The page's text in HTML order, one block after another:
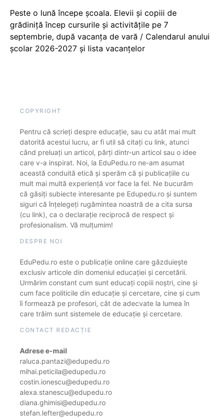
Peste o lună începe școala. Elevii și copiii de
grădiniță încep cursurile și activitățile pe 7
septembrie, după vacanța de vară / Calendarul anului
școlar 2026-2027 și lista vacanțelor
COPYRIGHT
Pentru că scrieți despre educație, sau cu atât mai mult
datorită acestui lucru, ar fi util să citați cu link, atunci
când preluați un articol, părți dintr-un articol sau o idee
care v-a inspirat. Noi, la EduPedu.ro ne-am asumat
această conduită etică și sperăm că și publicațiile cu
mult mai multă experiență vor face la fel. Ne bucurăm
că găsiți subiecte interesante pe Edupedu.ro și suntem
siguri că înțelegeți rugămintea noastră de a cita sursa
(cu link), ca o declarație reciprocă de respect și
profesionalism. Vă mulțumim!
DESPRE NOI
EduPedu.ro este o publicație online care găzduiește
exclusiv articole din domeniul educației și cercetării.
Urmărim constant cum sunt educați copiii noștri, cine și
cum face politicile din educație și cercetare, cine și cum
îi formează pe profesori, cât de adecvate la lumea în
care trăim sunt sistemele de educație și cercetare.
CONTACT REDACȚIE
Adrese e-mail
raluca.pantazi@edupedu.ro
mihai.peticila@edupedu.ro
costin.ionescu@edupedu.ro
alexa.stanescu@edupedu.ro
diana.ghimisi@edupedu.ro
stefan.lefter@edupedu.ro